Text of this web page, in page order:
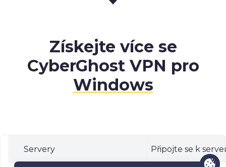
Získejte více se
CyberGhost VPN pro
Windows
Servery Připojte se k